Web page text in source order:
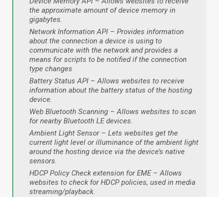
the approximate amount of device memory in
gigabytes.
Network Information API – Provides information
about the connection a device is using to
communicate with the network and provides a
means for scripts to be notified if the connection
type changes
Battery Status API – Allows websites to receive
information about the battery status of the hosting
device.
Web Bluetooth Scanning – Allows websites to scan
for nearby Bluetooth LE devices.
Ambient Light Sensor – Lets websites get the
current light level or illuminance of the ambient light
around the hosting device via the device’s native
sensors.
HDCP Policy Check extension for EME – Allows
websites to check for HDCP policies, used in media
streaming/playback.